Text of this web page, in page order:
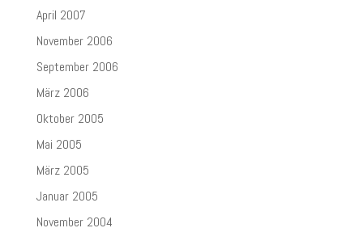
April 2007
November 2006
September 2006
März 2006
Oktober 2005
Mai 2005
März 2005
Januar 2005
November 2004